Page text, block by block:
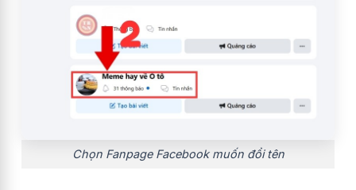
Chọn Fanpage Facebook muốn đổi tên